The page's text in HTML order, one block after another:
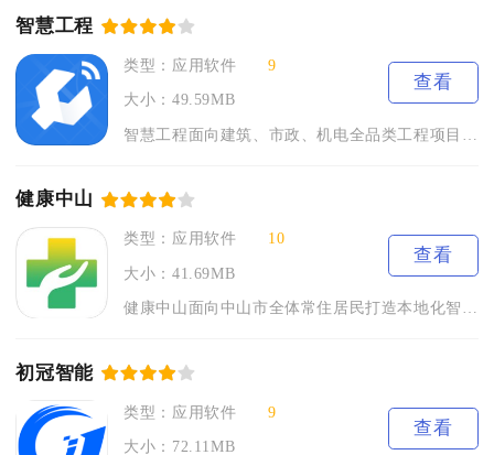
智慧工程
类型：应用软件
9
大小：49.59MB
查看
健康中山
类型：应用软件
10
大小：41.69MB
查看
初冠智能
类型：应用软件
9
大小：72.11MB
查看